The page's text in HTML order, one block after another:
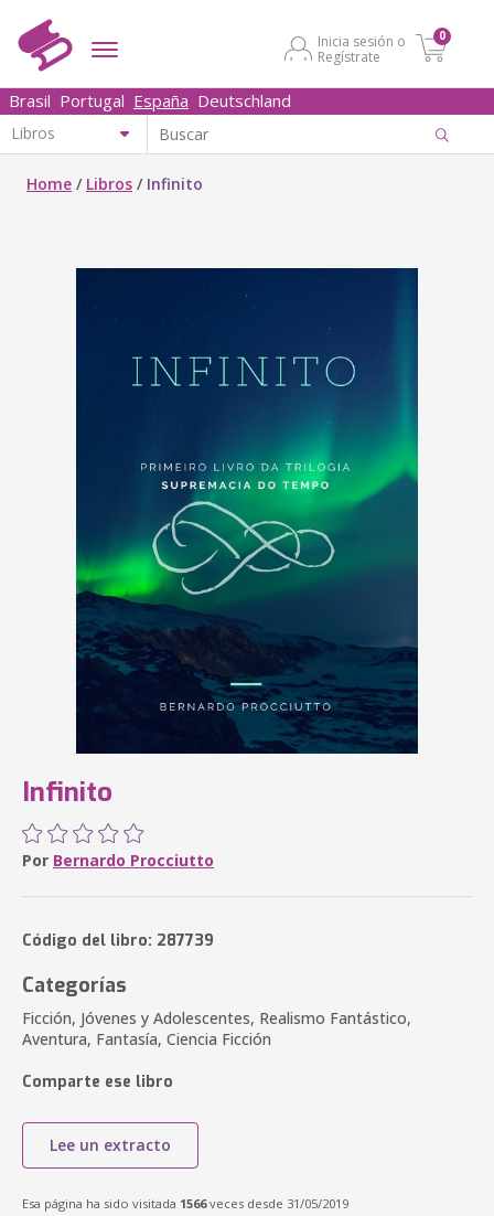
Inicia sesión o
Regístrate
0
Brasil Portugal España Deutschland
Home / Libros / Infinito
Infinito
Por Bernardo Procciutto
Código del libro: 287739
Categorías
Ficción, Jóvenes y Adolescentes, Realismo Fantástico,
Aventura, Fantasía, Ciencia Ficción
Comparte ese libro
Lee un extracto
Esa página ha sido visitada 1566veces desde 31/05/2019